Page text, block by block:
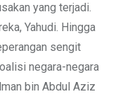
yang terjadi.
Yahudi. Hingga
sengit
negara-negara
bin Abdul Aziz